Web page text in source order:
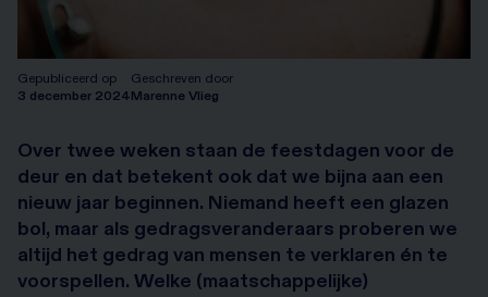
Gepubliceerd op
3 december 2024
Geschreven door
Marenne Vlieg
Over twee weken staan de feestdagen voor de
deur en dat betekent ook dat we bijna aan een
nieuw jaar beginnen. Niemand heeft een glazen
bol, maar als gedragsveranderaars proberen we
altijd het gedrag van mensen te verklaren én te
voorspellen. Welke (maatschappelijke)